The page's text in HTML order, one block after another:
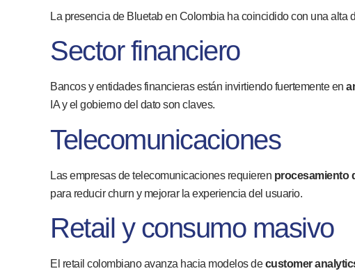
La presencia de Bluetab en Colombia ha coincidido con una
Sector financiero
Bancos y entidades financieras están invirtiendo fuertemente en
IA y el gobierno del dato son claves.
Telecomunicaciones
Las empresas de telecomunicaciones requieren procesamiento
para reducir churn y mejorar la experiencia del usuario.
Retail y consumo masivo
El retail colombiano avanza hacia modelos decustomer